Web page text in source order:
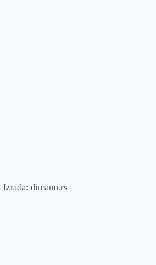
Izrada:dimano.rs